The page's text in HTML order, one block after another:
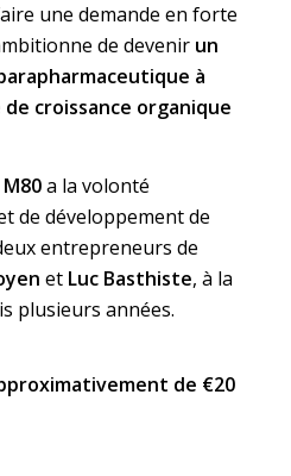
une demande en forte
de devenirun
à
croissance organique
a la volonté
de développement de
entrepreneurs de
etLuc Basthiste, à la
plusieurs années.
de €20